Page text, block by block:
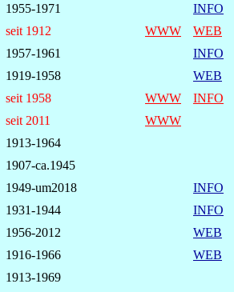
1955-1971
INFO
seit 1912 WWW WEB
1957-1961
INFO
1919-1958 WEB
seit 1958 WWW
INFO
seit 2011
WWW
1913-1964
1907-ca.1945
1949-um2018
INFO
1931-1944
INFO
1956-2012 WEB
1916-1966 WEB
1913-1969